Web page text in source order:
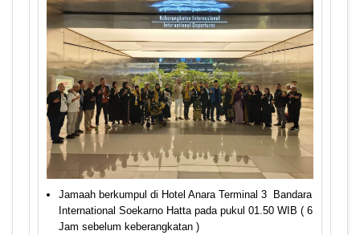
Jamaah berkumpul di Hotel Anara Terminal 3 Bandara
International Soekarno Hatta pada pukul 01.50 WIB ( 6
Jam sebelum keberangkatan )